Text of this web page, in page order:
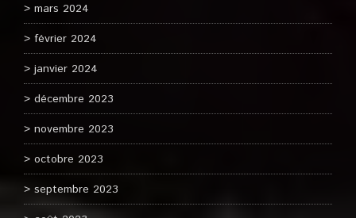
mars 2024
février 2024
janvier 2024
décembre 2023
novembre 2023
octobre 2023
septembre 2023